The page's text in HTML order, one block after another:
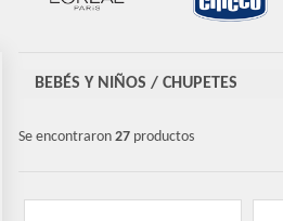
BEBÉS Y NIÑOS / CHUPETES
Se encontraron 27 productos